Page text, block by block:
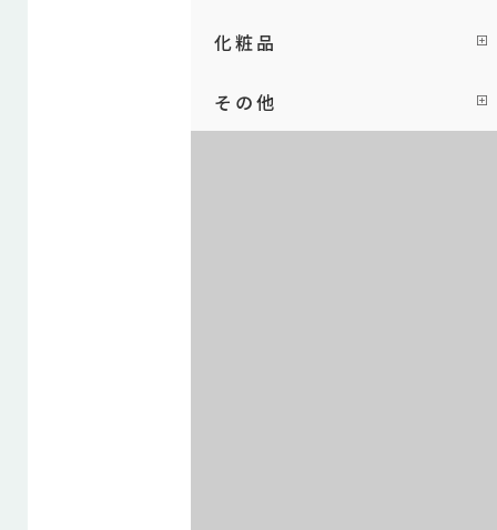
化粧品
その他